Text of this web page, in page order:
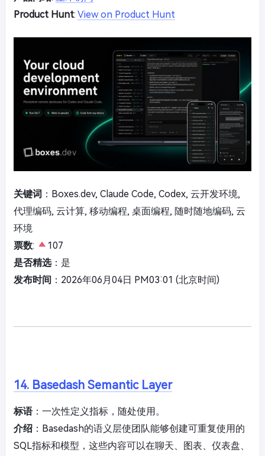
Product Hunt: View on Product Hunt
关键词 ：Boxes.dev, Claude Code, Codex, 云开发环境,
代理编码, 云计算, 移动编程, 桌面编程, 随时随地编码, 云
环境
票数:
107
是否精选：是
发布时间 ：2026年06月04日 PM03:01 (北京时间)
14. Basedash Semantic Layer
标语：一次性定义指标，随处使用。
介绍 ：Basedash的语义层使团队能够创建可重复使用的
SQL指标和模型，这些内容可以在聊天、图表、仪表盘、